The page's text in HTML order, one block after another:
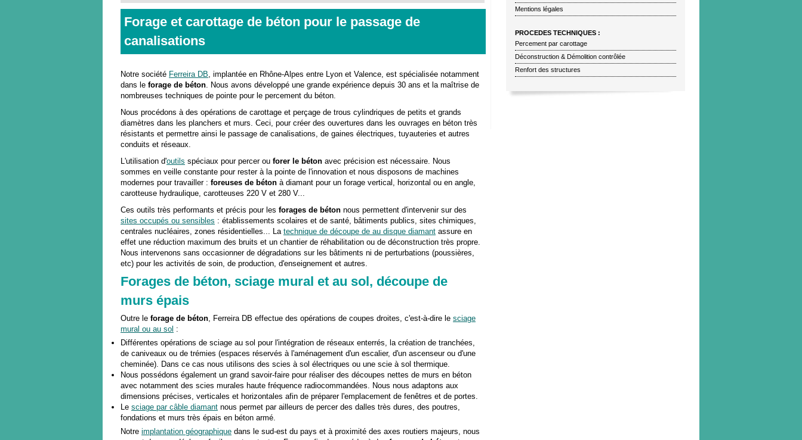
Forage et carottage de béton pour le passage de
canalisations
Notre société Ferreira DB, implantée en Rhône-Alpes entre Lyon et Valence, est spécialisée notamment
dans le forage de béton. Nous avons développé une grande expérience depuis 30 ans et la maîtrise de
nombreuses techniques de pointe pour le percement du béton.
Nous procédons à des opérations de carottage et perçage de trous cylindriques de petits et grands
diamètres dans les planchers et murs. Ceci, pour créer des ouvertures dans les ouvrages en béton très
résistants et permettre ainsi le passage de canalisations, de gaines électriques, tuyauteries et autres
conduits et réseaux.
L'utilisation d'outils spéciaux pour percer ou forer le béton avec précision est nécessaire. Nous
sommes en veille constante pour rester à la pointe de l'innovation et nous disposons de machines
modernes pour travailler : foreuses de béton à diamant pour un forage vertical, horizontal ou en angle,
carotteuse hydraulique, carotteuses 220 V et 280 V...
Ces outils très performants et précis pour les forages de béton nous permettent d'intervenir sur des
sites occupés ou sensibles : établissements scolaires et de santé, bâtiments publics, sites chimiques,
centrales nucléaires, zones résidentielles... La technique de découpe de au disque diamant assure en
effet une réduction maximum des bruits et un chantier de réhabilitation ou de déconstruction très propre.
Nous intervenons sans occasionner de dégradations sur les bâtiments ni de perturbations (poussières,
etc) pour les activités de soin, de production, d'enseignement et autres.
Forages de béton, sciage mural et au sol, découpe de
murs épais
Outre le forage de béton, Ferreira DB effectue des opérations de coupes droites, c'est-à-dire le sciage
mural ou au sol :
Différentes opérations de sciage au sol pour l'intégration de réseaux enterrés, la création de tranchées,
de caniveaux ou de trémies (espaces réservés à l'aménagement d'un escalier, d'un ascenseur ou d'une
cheminée). Dans ce cas nous utilisons des scies à sol électriques ou une scie à sol thermique.
Nous possédons également un grand savoir-faire pour réaliser des découpes nettes de murs en béton
avec notamment des scies murales haute fréquence radiocommandées. Nous nous adaptons aux
dimensions précises, verticales et horizontales afin de préparer l'emplacement de fenêtres et de portes.
Le sciage par câble diamant nous permet par ailleurs de percer des dalles très dures, des poutres,
fondations et murs très épais en béton armé.
Notre implantation géographique dans le sud-est du pays et à proximité des axes routiers majeurs, nous
Mentions légales
PROCEDES TECHNIQUES :
Percement par carottage
Déconstruction & Démolition contrôlée
Renfort des structures